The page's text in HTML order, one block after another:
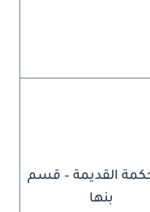
القديمة – قسم
بنها